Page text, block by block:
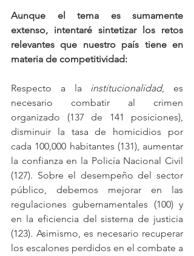
Aunque el tema es sumamente
extenso, intentaré sintetizar los retos
relevantes que nuestro país tiene en
materia de competitividad:
Respecto a la institucionalidad, es
necesario combatir al crimen
organizado (137 de 141 posiciones),
disminuir la tasa de homicidios por
cada 100,000 habitantes (131), aumentar
la confianza en la Policía Nacional Civil
(127). Sobre el desempeño del sector
público, debemos mejorar en las
regulaciones gubernamentales (100) y
en la eficiencia del sistema de justicia
(123). Asimismo, es necesario recuperar
los escalones perdidos en el combate a